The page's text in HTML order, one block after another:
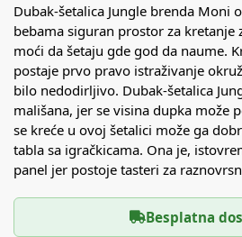
Dubak-šetalica Jungle brenda Moni
bebama siguran prostor za kretanje
moći da šetaju gde god da naume.
postaje prvo pravo istraživanje
bilo nedodirljivo. Dubak-šetalica
mališana, jer se visina dupka može
se kreće u ovoj šetalici može ga
tabla sa igračkicama. Ona je,
panel jer postoje tasteri za
Besplatna